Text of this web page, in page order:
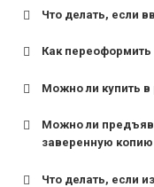
Что делать, если
Как переоформить
Можно ли купить в
Можно ли
заверенную копию
Что делать, если